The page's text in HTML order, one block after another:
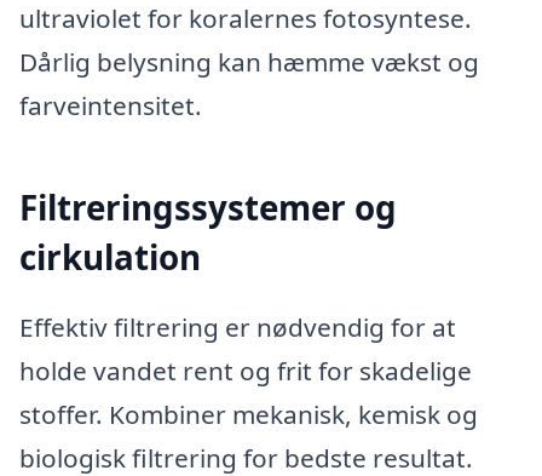
ultraviolet for koralernes fotosyntese.
Dårlig belysning kan hæmme vækst og
farveintensitet.
Filtreringssystemer og
cirkulation
Effektiv filtrering er nødvendig for at
holde vandet rent og frit for skadelige
stoffer. Kombiner mekanisk, kemisk og
biologisk filtrering for bedste resultat.